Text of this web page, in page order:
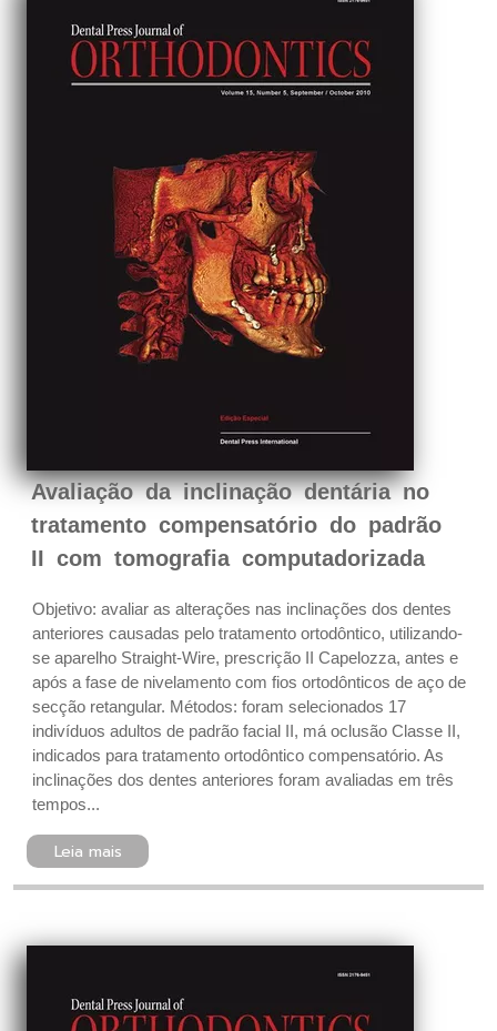
Avaliação da inclinação dentária no
tratamento compensatório do padrão
II com tomografia computadorizada
Objetivo: avaliar as alterações nas inclinações dos dentes
anteriores causadas pelo tratamento ortodôntico, utilizando-
se aparelho Straight-Wire, prescrição II Capelozza, antes e
após a fase de nivelamento com fios ortodônticos de aço de
secção retangular. Métodos: foram selecionados 17
indivíduos adultos de padrão facial II, má oclusão Classe II,
indicados para tratamento ortodôntico compensatório. As
inclinações dos dentes anteriores foram avaliadas em três
tempos...
Leia mais